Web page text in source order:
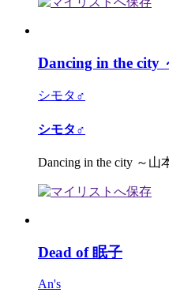
Dancing in the city
シモタ♂
シモタ♂
Dancing in the city ～山
Dead of 眠子
An's